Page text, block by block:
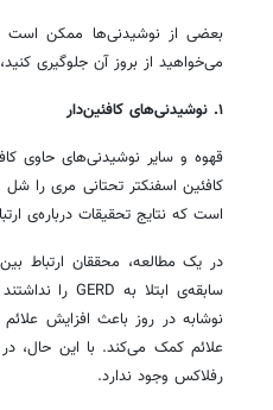
بعضی از نوشیدنی‌ها ممکن است
می‌خواهید از بروز آن جلوگیری
۱. نوشیدنی‌های کافئین‌دار
قهوه و سایر نوشیدنی‌های حاوی
کافئین اسفنکتر تحتانی مری را
است که نتایج تحقیقات درباره‌ی
در یک مطالعه، محققان ارتباط
علائم کمک می‌کند. با این حال،
رفلاکس وجود ندارد.